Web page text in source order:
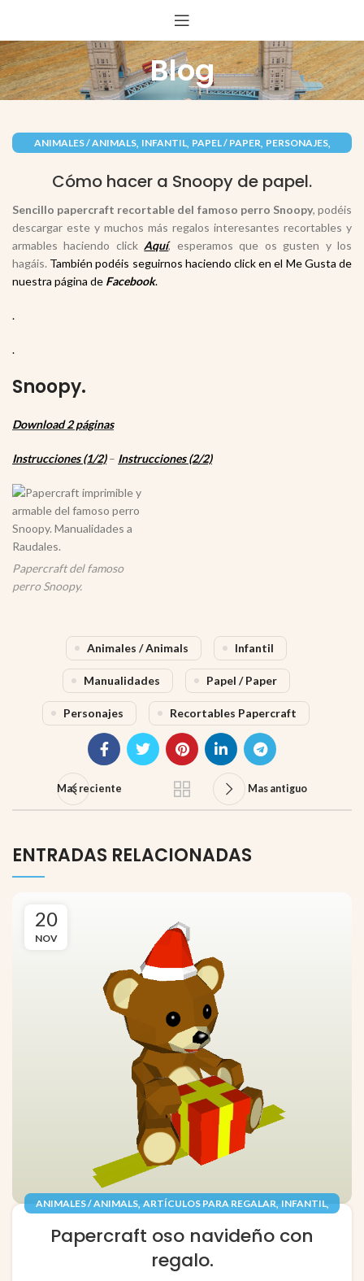
Blog
ANIMALES / ANIMALS, INFANTIL, PAPEL / PAPER, PERSONAJES,
Cómo hacer a Snoopy de papel.
Sencillo papercraft recortable del famoso perro Snoopy, podéis
descargar este y muchos más regalos interesantes recortables y
armables haciendo click Aquí, esperamos que os gusten y los
hagáis. También podéis seguirnos haciendo click en el Me Gusta de
nuestra página de Facebook.
.
.
Snoopy.
Download 2 páginas
Instrucciones (1/2)– Instrucciones (2/2)
Papercraft del famoso
perro Snoopy.
Animales / Animals Infantil
Manualidades Papel / Paper
Personajes Recortables Papercraft
Mas reciente Mas antiguo
ENTRADAS RELACIONADAS
20
NOV
ANIMALES / ANIMALS, ARTÍCULOS PARA REGALAR, INFANTIL,
RECORTABLES PAPERCRAFT
Papercraft oso navideño con
regalo.